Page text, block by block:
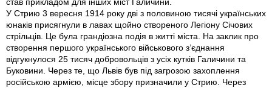
став прикладом для інших міст Галичини.
У Стрию 3 вересня 1914 року дві з половиною тисячі українських
юнаків присягнули в лавах щойно створеного Легіону Січових
стрільців. Це була грандіозна подія в житті міста. На заклик про
створення першого українського військового з’єднання
відгукнулося 25 тисяч добровольців з усіх кутків Галичини та
Буковини. Через те, що Львів був під загрозою захоплення
російською армією, місце збору призначили у Стрию. Через